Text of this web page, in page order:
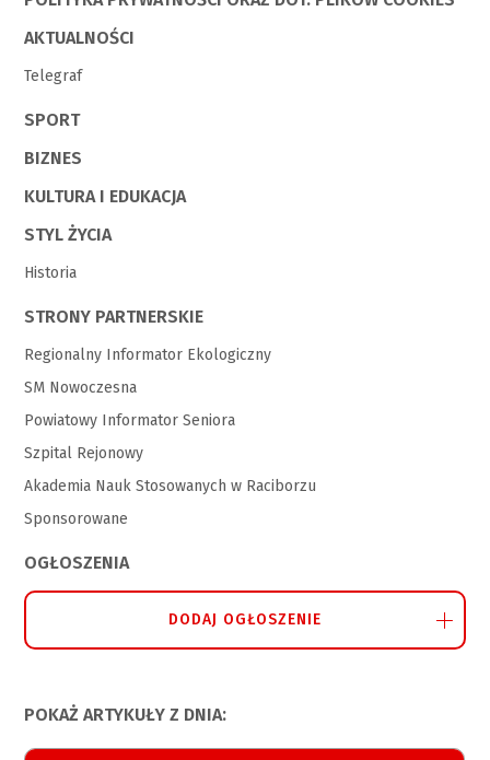
AKTUALNOŚCI
Telegraf
SPORT
BIZNES
KULTURA I EDUKACJA
STYL ŻYCIA
Historia
STRONY PARTNERSKIE
Regionalny Informator Ekologiczny
SM Nowoczesna
Powiatowy Informator Seniora
Szpital Rejonowy
Akademia Nauk Stosowanych w Raciborzu
Sponsorowane
OGŁOSZENIA
DODAJ OGŁOSZENIE
POKAŻ ARTYKUŁY Z DNIA: